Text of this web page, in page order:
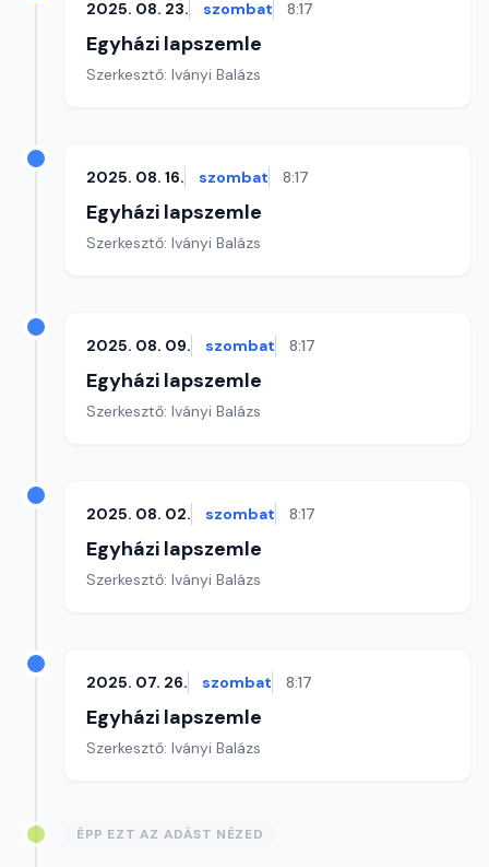
2025. 08. 23. szombat 8:17
Egyházi lapszemle
Szerkesztő: Iványi Balázs
2025. 08. 16. szombat 8:17
Egyházi lapszemle
Szerkesztő: Iványi Balázs
2025. 08. 09. szombat 8:17
Egyházi lapszemle
Szerkesztő: Iványi Balázs
2025. 08. 02. szombat 8:17
Egyházi lapszemle
Szerkesztő: Iványi Balázs
2025. 07. 26. szombat 8:17
Egyházi lapszemle
Szerkesztő: Iványi Balázs
ÉPP EZT AZ ADÁST NÉZED